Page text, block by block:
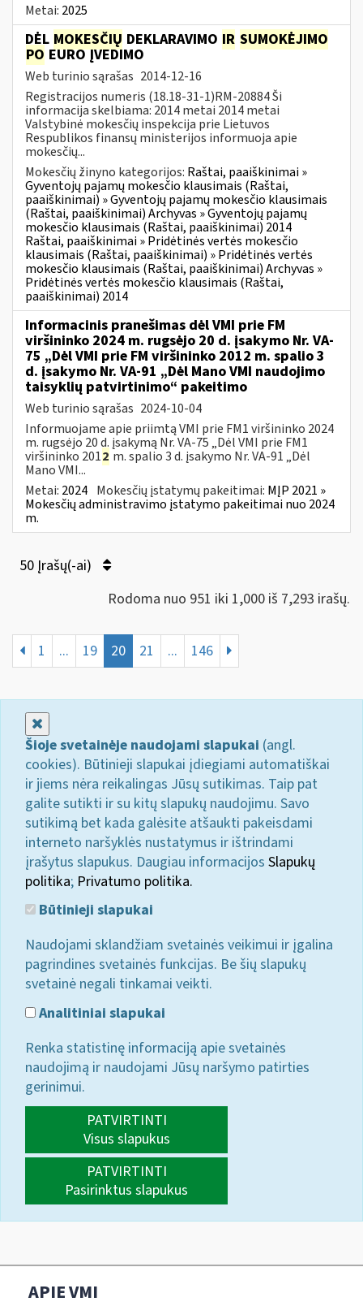
Metai: 2025
DĖL MOKESČIŲ DEKLARAVIMO IR SUMOKĖJIMO
PO EURO ĮVEDIMO
Web turinio sąrašas 2014-12-16
Registracijos numeris (18.18-31-1)RM-20884 Ši
informacija skelbiama: 2014 metai 2014 metai
Valstybinė mokesčių inspekcija prie Lietuvos
Respublikos finansų ministerijos informuoja apie
mokesčių...
Mokesčių žinyno kategorijos: Raštai, paaiškinimai »
Gyventojų pajamų mokesčio klausimais (Raštai,
paaiškinimai) » Gyventojų pajamų mokesčio klausimais
(Raštai, paaiškinimai) Archyvas » Gyventojų pajamų
mokesčio klausimais (Raštai, paaiškinimai) 2014
Raštai, paaiškinimai » Pridėtinės vertės mokesčio
klausimais (Raštai, paaiškinimai) » Pridėtinės vertės
mokesčio klausimais (Raštai, paaiškinimai) Archyvas »
Pridėtinės vertės mokesčio klausimais (Raštai,
paaiškinimai) 2014
Informacinis pranešimas dėl VMI prie FM
viršininko 2024 m. rugsėjo 20 d. įsakymo Nr. VA-
75 „Dėl VMI prie FM viršininko 2012 m. spalio 3
d. įsakymo Nr. VA-91 „Dėl Mano VMI naudojimo
taisyklių patvirtinimo“ pakeitimo
Web turinio sąrašas 2024-10-04
Informuojame apie priimtą VMI prie FM1 viršininko 2024
m. rugsėjo 20 d. įsakymą Nr. VA-75 „Dėl VMI prie FM1
viršininko 2012 m. spalio 3 d. įsakymo Nr. VA-91 „Dėl
Mano VMI...
Metai: 2024 Mokesčių įstatymų pakeitimai: MĮP 2021 »
Mokesčių administravimo įstatymo pakeitimai nuo 2024
m.
50 Įrašų(-ai)
Rodoma nuo 951 iki 1,000 iš 7,293 irašų.
1 ... 19 20 21 ... 146
Šioje svetainėje naudojami slapukai (angl.
cookies). Būtinieji slapukai įdiegiami automatiškai
ir jiems nėra reikalingas Jūsų sutikimas. Taip pat
galite sutikti ir su kitų slapukų naudojimu. Savo
sutikimą bet kada galėsite atšaukti pakeisdami
interneto naršyklės nustatymus ir ištrindami
įrašytus slapukus. Daugiau informacijos Slapukų
politika; Privatumo politika.
Būtinieji slapukai
Naudojami sklandžiam svetainės veikimui ir įgalina
pagrindines svetainės funkcijas. Be šių slapukų
svetainė negali tinkamai veikti.
Analitiniai slapukai
Renka statistinę informaciją apie svetainės
naudojimą ir naudojami Jūsų naršymo patirties
gerinimui.
PATVIRTINTI
Visus slapukus
PATVIRTINTI
Pasirinktus slapukus
APIE VMI